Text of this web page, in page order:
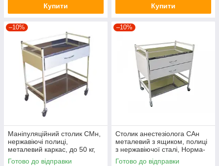
Купити Купити
–10%
Маніпуляційний столик СМн,
нержавіючі полиці,
металевий каркас, до 50 кг,
Норма-Трейд, (8166590)
Готово до відправки
–10%
Столик анестезіолога САн
металевий з ящиком, полиці
з нержавіючої сталі, Норма-
Трейд, (432778))
Готово до відправки